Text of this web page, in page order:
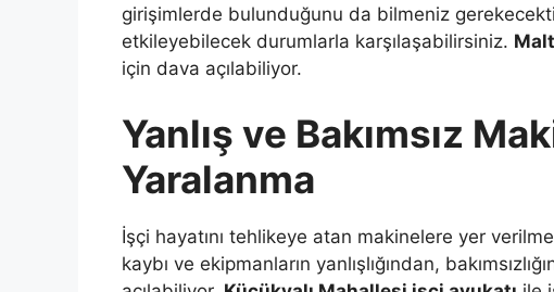
girişimlerde bulunduğunu da bilmeniz
etkileyebilecek durumlarla karşılaşabilirsiniz.
için dava açılabiliyor.
Yanlış ve Bakımsız
Yaralanma
İşçi hayatını tehlikeye atan makinelere yer
kaybı ve ekipmanların yanlışlığından,